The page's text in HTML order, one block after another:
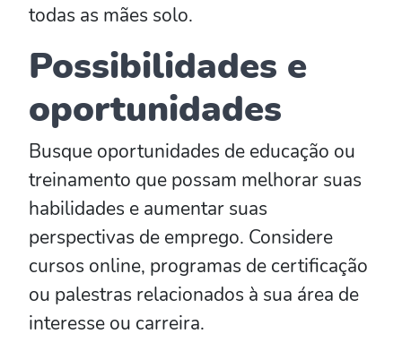
todas as mães solo.
Possibilidades e
oportunidades
Busque oportunidades de educação ou
treinamento que possam melhorar suas
habilidades e aumentar suas
perspectivas de emprego. Considere
cursos online, programas de certificação
ou palestras relacionados à sua área de
interesse ou carreira.